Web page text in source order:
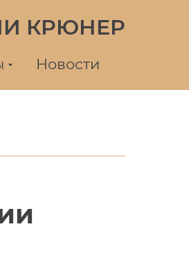
КРЮНЕР
Новости